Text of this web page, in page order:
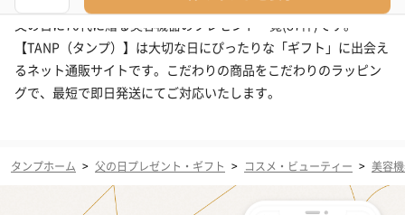
父の日に70代に贈る美容機器のプレゼント一覧(87件)です。
【TANP（タンプ）】は大切な日にぴったりな「ギフト」に出会え
るネット通販サイトです。こだわりの商品をこだわりのラッピン
グで、最短で即日発送にてご対応いたします。
タンプホーム > 父の日プレゼント・ギフト > コスメ・ビューティー > 美容